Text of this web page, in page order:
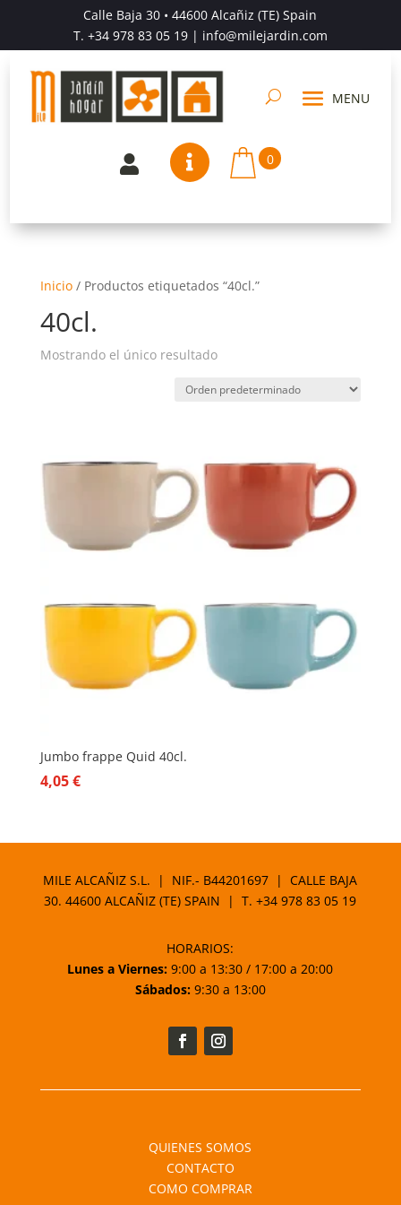
Calle Baja 30 • 44600 Alcañiz (TE) Spain
T. +34 978 83 05 19| info@milejardin.com
  0
Inicio/ Productos etiquetados “40cl.”
40cl.
Mostrando el único resultado
Jumbo frappe Quid 40cl.
4,05€
MILE ALCAÑIZ S.L. | NIF.- B44201697 | CALLE BAJA
30. 44600 ALCAÑIZ (TE) SPAIN | T.+34 978 83 05 19
HORARIOS:
Lunes a Viernes: 9:00 a 13:30 / 17:00 a 20:00
Sábados:9:30 a 13:00
QUIENES SOMOS
CONTACTO
COMO COMPRAR